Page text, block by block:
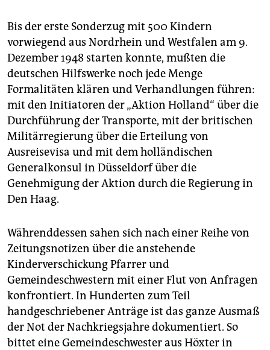
Bis der erste Sonderzug mit 500 Kindern
vorwiegend aus Nordrhein und Westfalen am 9.
Dezember 1948 starten konnte, mußten die
deutschen Hilfswerke noch jede Menge
Formalitäten klären und Verhandlungen führen:
mit den Initiatoren der „Aktion Holland“ über die
Durchführung der Transporte, mit der britischen
Militärregierung über die Erteilung von
Ausreisevisa und mit dem holländischen
Generalkonsul in Düsseldorf über die
Genehmigung der Aktion durch die Regierung in
Den Haag.
Währenddessen sahen sich nach einer Reihe von
Zeitungsnotizen über die anstehende
Kinderverschickung Pfarrer und
Gemeindeschwestern mit einer Flut von Anfragen
konfrontiert. In Hunderten zum Teil
handgeschriebener Anträge ist das ganze Ausmaß
der Not der Nachkriegsjahre dokumentiert. So
bittet eine Gemeindeschwester aus Höxter in